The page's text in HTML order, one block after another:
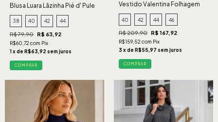
Blusa Luara Lãzinha Pié d' Pule
38 40 42 44
R$ 79,90 R$ 63,92
R$60,72 com Pix
1 x de R$63,92 sem juros
COMPRAR
Vestido Valentina Folhagem
Preto
40 42 44 46
R$ 209,90 R$ 167,92
R$159,52 com Pix
3 x de R$55,97 sem juros
COMPRAR